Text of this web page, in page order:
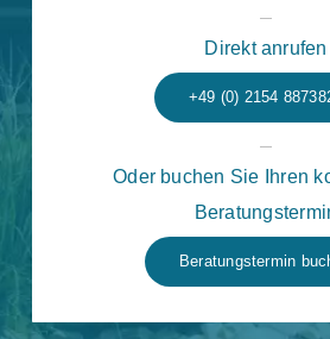
Direkt anrufen
+49 (0) 2154
Oder buchen Sie Ihren
Beratungstermin